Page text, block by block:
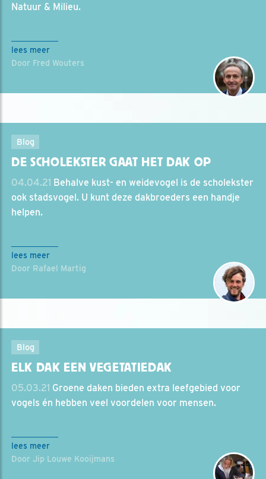
Natuur & Milieu.
lees meer
Door Fred Wouters
Blog
DE SCHOLEKSTER GAAT HET DAK OP
04.04.21 Behalve kust- en weidevogel is de scholekster
ook stadsvogel. U kunt deze dakbroeders een handje
helpen.
lees meer
Door Rafael Martig
Blog
ELK DAK EEN VEGETATIEDAK
05.03.21 Groene daken bieden extra leefgebied voor
vogels én hebben veel voordelen voor mensen.
lees meer
Door Jip Louwe Kooijmans